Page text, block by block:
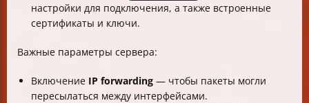
настройки для подключения, а также встроенные
сертификаты и ключи.
Важные параметры сервера:
Включение IP forwarding — чтобы пакеты могли
пересылаться между интерфейсами.